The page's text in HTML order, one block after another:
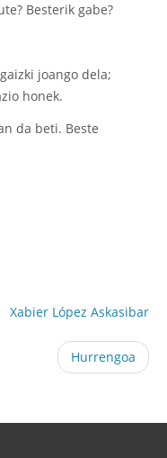
Besterik gabe?
joango dela;
honek.
da beti. Beste
Xabier López Askasibar
Hurrengoa